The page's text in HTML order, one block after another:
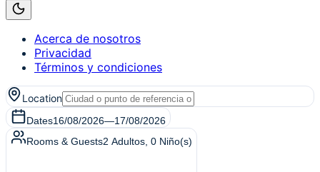
Acerca de nosotros
Privacidad
Términos y condiciones
Location
Dates16/08/2026—17/08/2026
Rooms & Guests2 Adultos 0 Niño(s)